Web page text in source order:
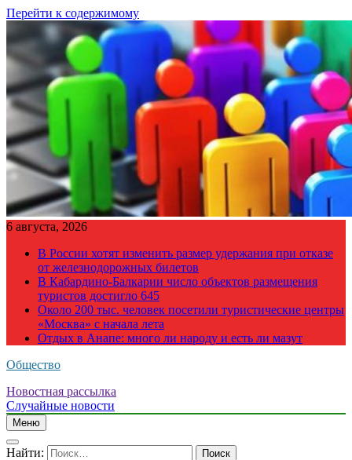
Перейти к содержимому
6 августа, 2026
В России хотят изменить размер удержания при отказе
от железнодорожных билетов
В Кабардино-Балкарии число объектов размещения
туристов достигло 645
Около 200 тыс. человек посетили туристические центры
«Москва» с начала лета
Отдых в Анапе: много ли народу и есть ли мазут
Общество
Новостная рассылка
Случайные новости
Меню
Найти: